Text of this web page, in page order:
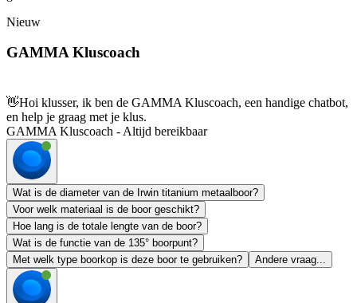
Nieuw
GAMMA Kluscoach
👋Hoi klusser, ik ben de GAMMA Kluscoach, een handige chatbot,
en help je graag met je klus.
GAMMA Kluscoach - Altijd bereikbaar
Wat is de diameter van de Irwin titanium metaalboor?
Voor welk materiaal is de boor geschikt?
Hoe lang is de totale lengte van de boor?
Wat is de functie van de 135° boorpunt?
Met welk type boorkop is deze boor te gebruiken?
Andere vraag...